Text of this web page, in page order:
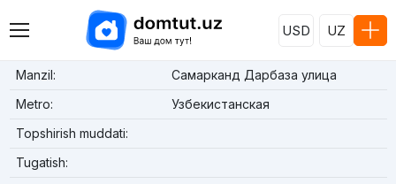
USD UZ
Manzil:
Самарканд Дарбаза улица
Metro:
Узбекистанская
Topshirish muddati:
Tugatish: